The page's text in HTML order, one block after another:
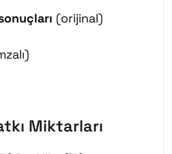
(orijinal)
Miktarları